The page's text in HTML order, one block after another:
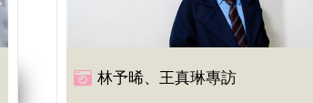
林予晞、王真琳專訪